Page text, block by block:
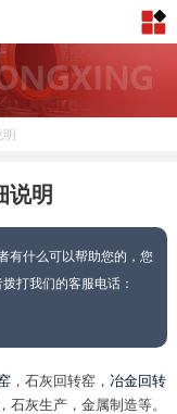
说明
有什么可以帮助您的，您
打我们的客服电话：
，石灰回转窑， 冶金回转
灰生产，金属制造等。